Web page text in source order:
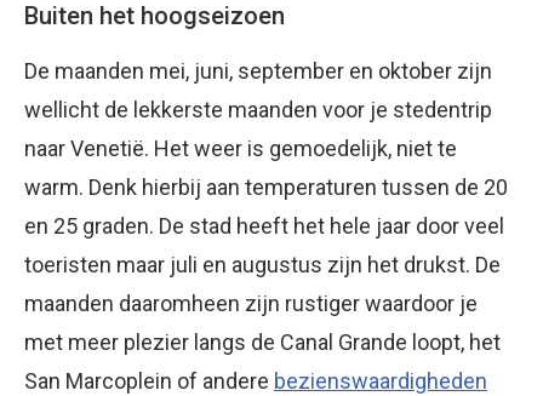
Buiten het hoogseizoen
De maanden mei, juni, september en oktober zijn
wellicht de lekkerste maanden voor je stedentrip
naar Venetië. Het weer is gemoedelijk, niet te
warm. Denk hierbij aan temperaturen tussen de 20
en 25 graden. De stad heeft het hele jaar door veel
toeristen maar juli en augustus zijn het drukst. De
maanden daaromheen zijn rustiger waardoor je
met meer plezier langs de Canal Grande loopt, het
San Marcoplein of andere bezienswaardigheden